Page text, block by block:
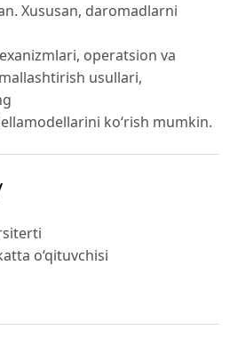
Xususan, daromadlarni
operatsion va
usullari,
ko‘rish mumkin.
o‘qituvchisi